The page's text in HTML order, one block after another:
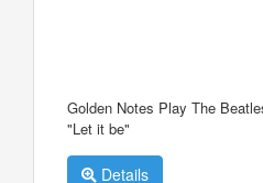
Golden Notes Play The
"Let it be"
Details